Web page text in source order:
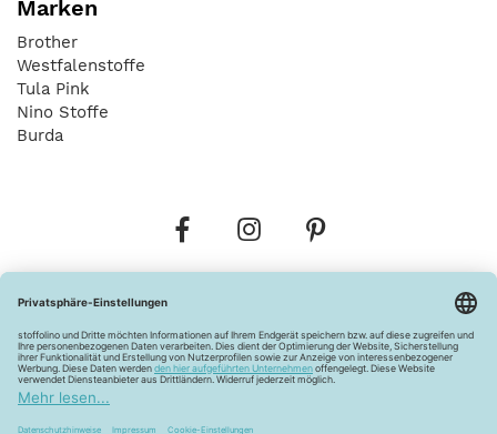
Marken
Brother
Westfalenstoffe
Tula Pink
Nino Stoffe
Burda
Widerrufsbelehrung Vertrag widerrufen
Barrierefreiheitserklärung